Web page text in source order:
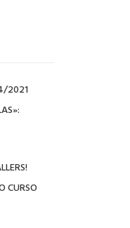
2021
CURSO